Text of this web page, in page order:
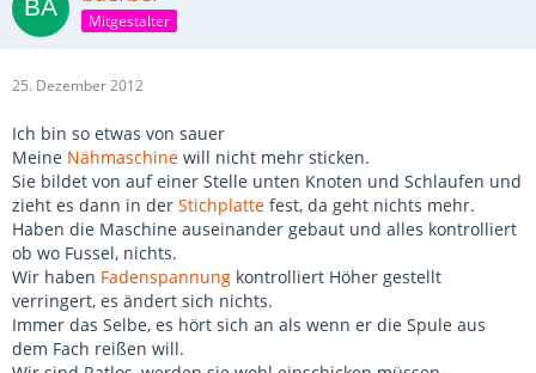
Mitgestalter
25. Dezember 2012
Ich bin so etwas von sauer
Meine Nähmaschine will nicht mehr sticken.
Sie bildet von auf einer Stelle unten Knoten und Schlaufen und
zieht es dann in der Stichplatte fest, da geht nichts mehr.
Haben die Maschine auseinander gebaut und alles kontrolliert
ob wo Fussel, nichts.
Wir haben Fadenspannung kontrolliert Höher gestellt
verringert, es ändert sich nichts.
Immer das Selbe, es hört sich an als wenn er die Spule aus
dem Fach reißen will.